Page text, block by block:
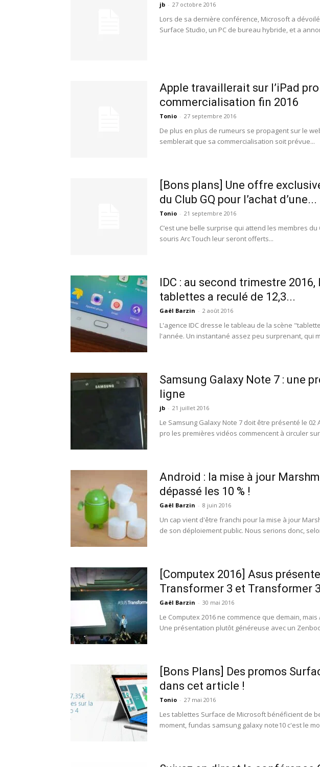
jb - 27 octobre 2016
Lors de sa dernière conférence, Microsoft a
Surface Studio, un PC de bureau hybride, et a
Apple travaillerait sur l’iPad
commercialisation fin 2016
Tonio - 27 septembre 2016
De plus en plus de rumeurs se propagent sur le
semblerait que sa commercialisation soit prévue...
[Bons plans] Une offre
du Club GQ pour l’achat d’une...
Tonio - 21 septembre 2016
C’est une belle surprise qui attend les membres du
souris Arc Touch leur seront offerts...
IDC : au second trimestre
tablettes a reculé de 12,3...
Gaël Barzin - 2 août 2016
L'agence IDC dresse le tableau de la scène
l'année. Un instantané assez peu surprenant, qui
Samsung Galaxy Note 7 : une
ligne
jb - 21 juillet 2016
Le Samsung Galaxy Note 7 doit être présenté le
pro les premières vidéos commencent à circuler
Android : la mise à jour
dépassé les 10 % !
Gaël Barzin - 8 juin 2016
Un cap vient d'être franchi pour la mise à jour
de son déploiement public. Nous serions donc,
[Computex 2016] Asus
Transformer 3 et Transformer
Gaël Barzin - 30 mai 2016
Le Computex 2016 ne commence que demain,
Une présentation plutôt généreuse avec un
[Bons Plans] Des promos
dans cet article !
Tonio - 27 mai 2016
Les tablettes Surface de Microsoft bénéficient de
moment, fundas samsung galaxy note10 c'est le